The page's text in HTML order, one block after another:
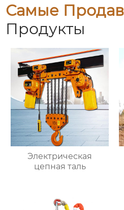
Самые
Продукты
Электрическая
цепная таль